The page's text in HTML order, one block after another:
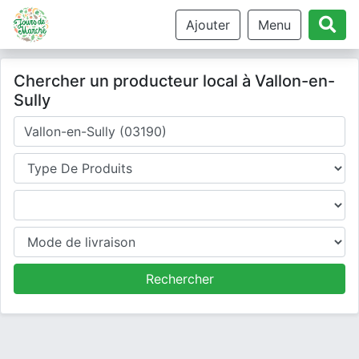
Ajouter Menu
Chercher un producteur local à Vallon-en-
Sully
Où cherchez-vous un producteur ?
Type de produits
Produits
Mode de livraison
Rechercher